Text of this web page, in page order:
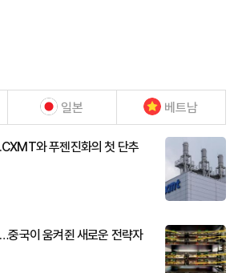
일본 베트남
와 푸젠진화의 첫 단추
중국이 움켜쥔 새로운 전략자